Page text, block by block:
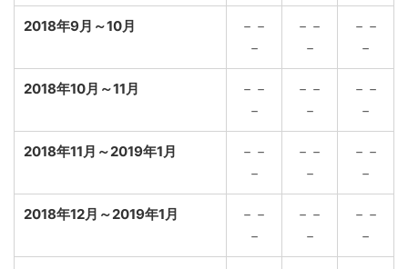
2018年9月～10月
－－
－
－－
－
－－
－
2018年10月～11月
－－
－
－－
－
－－
－
2018年11月～2019年1月
－－
－
－－
－
－－
－
2018年12月～2019年1月
－－
－
－－
－
－－
－